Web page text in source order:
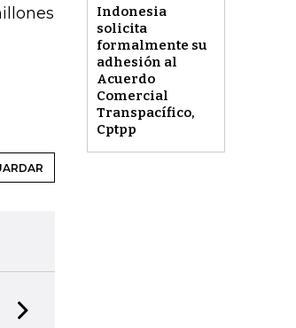
Indonesia
solicita
formalmente su
adhesión al
Acuerdo
Comercial
Transpacífico,
Cptpp